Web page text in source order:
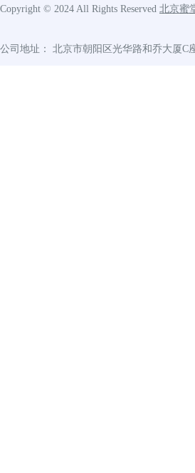
Copyright © 2024 All Rights Reserved 北京蜜
公司地址： 北京市朝阳区光华路和乔大厦C